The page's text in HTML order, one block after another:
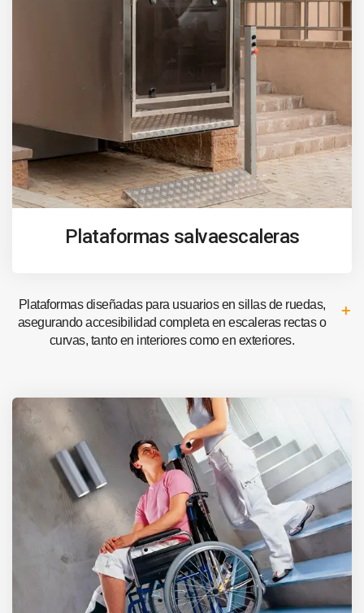
Plataformas salvaescaleras
Plataformas diseñadas para usuarios en sillas de ruedas,
asegurando accesibilidad completa en escaleras rectas o
curvas, tanto en interiores como en exteriores.